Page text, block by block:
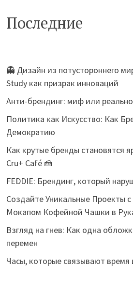
Последние
👻 Дизайн из потустороннего
Study как призрак инноваций
Анти-брендинг: миф или
Политика как Искусство: Как
Демократию
Как крутые бренды становятся
Cru+ Café 🍰
FEDDIE: Брендинг, который
Создайте Уникальные Проекты
Мокапом Кофейной Чашки в
Взгляд на гнев: Как одна
перемен
Часы, которые связывают время